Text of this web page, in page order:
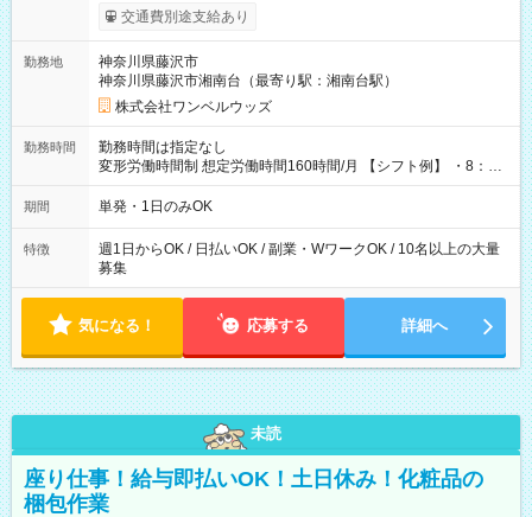
いOK！（規定あり） ┗働いたその日に現金GET♪ お仕事後はコ
ンビニATMから 日払い分を引き落とせます！ 【試用期間】試
交通費別途支給あり
勤務地
神奈川県藤沢市
神奈川県藤沢市湘南台（最寄り駅：湘南台駅）
株式会社ワンベルウッズ
勤務時間
勤務時間は指定なし
変形労働時間制 想定労働時間160時間/月 【シフト例】 ・8：00
～21：00
期間 単発・1日のみOK
特徴
週1日からOK / 日払いOK / 副業・WワークOK / 10名以上の大量
募集
気になる！ 応募する 詳細へ
未読
座り仕事！給与即払いOK！土日休み！化粧品の
梱包作業